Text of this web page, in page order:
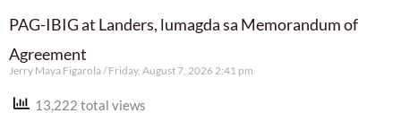
PAG-IBIG at Landers, lumagda sa Memorandum of
Agreement
Jerry Maya Figarola Friday, August 7, 2026 2:41 pm
13,222 total views